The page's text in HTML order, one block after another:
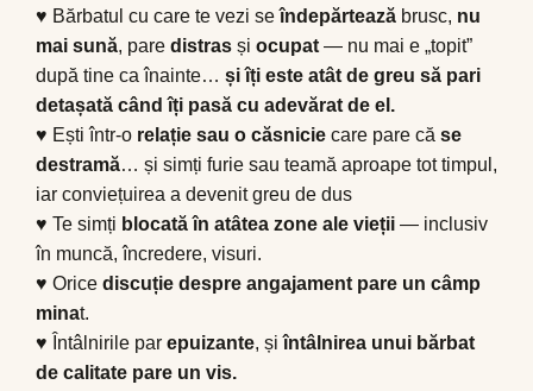
♥ Bărbatul cu care te vezi seîndepărtează brusc, nu
mai sună, pare distras și ocupat — nu mai e „topit”
după tine ca înainte… și îți este atât de greu să pari
detașată când îți pasă cu adevărat de el.
♥ Ești într-o relație sau o căsnicie care pare că se
destramă… și simți furie sau teamă aproape tot timpul,
iar conviețuirea a devenit greu de dus
♥ Te simți blocată în atâtea zone ale vieții — inclusiv
în muncă, încredere, visuri.
♥ Orice discuție despre angajament pare un câmp
minat.
♥ Întâlnirile par epuizante, șiîntâlnirea unui bărbat
de calitate pare un vis.